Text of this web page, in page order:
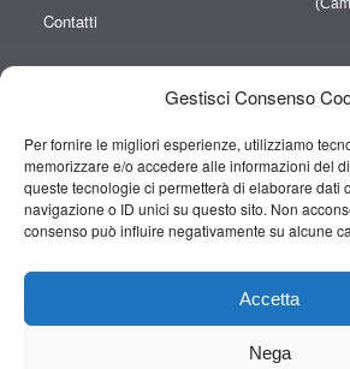
Gestisci Consenso
Per fornire le migliori esperienze, utilizziamo
memorizzare e/o accedere alle informazioni del
queste tecnologie ci permetterà di elaborare dati
navigazione o ID unici su questo sito. Non
consenso può influire negativamente su alcune
Accetta
Nega
Contatti
“obblighi informativi per le erogazioni pubbliche:
minimis ricevuti dalla nostra impresa sono
degli aiuti di Stato di cui all’art. 52 della L. 234/
link
https://www.rna.gov.it/
Copyright © 2019 CAMPOPIANO S.A.S. DI